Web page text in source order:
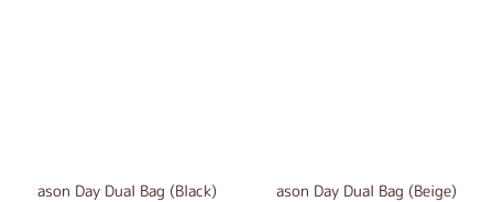
ason Day Dual Bag (Black) ason Day Dual Bag (Beige)